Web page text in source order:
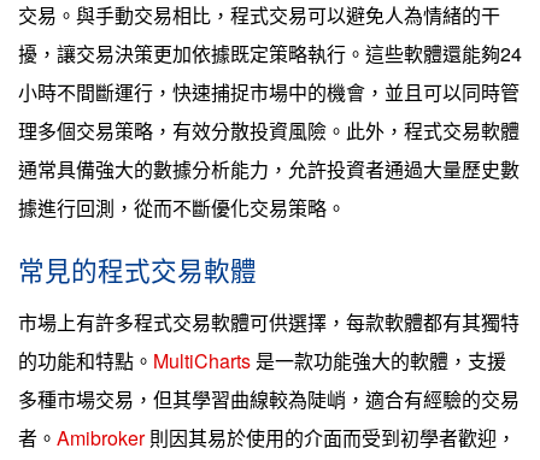
交易。與手動交易相比，程式交易可以避免人為情緒的干
擾，讓交易決策更加依據既定策略執行。這些軟體還能夠24
小時不間斷運行，快速捕捉市場中的機會，並且可以同時管
理多個交易策略，有效分散投資風險。此外，程式交易軟體
通常具備強大的數據分析能力，允許投資者通過大量歷史數
據進行回測，從而不斷優化交易策略。
常見的程式交易軟體
市場上有許多程式交易軟體可供選擇，每款軟體都有其獨特
的功能和特點。 MultiCharts 是一款功能強大的軟體，支援
多種市場交易，但其學習曲線較為陡峭，適合有經驗的交易
者。 Amibroker則因其易於使用的介面而受到初學者歡迎，